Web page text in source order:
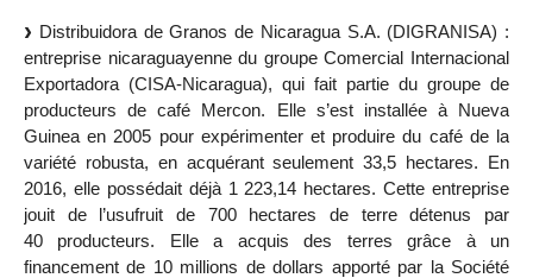
Distribuidora de Granos de Nicaragua S.A. (DIGRANISA) :
entreprise nicaraguayenne du groupe Comercial Internacional
Exportadora (CISA-Nicaragua), qui fait partie du groupe de
producteurs de café Mercon. Elle s’est installée à Nueva
Guinea en 2005 pour expérimenter et produire du café de la
variété robusta, en acquérant seulement 33,5 hectares. En
2016, elle possédait déjà 1 223,14 hectares. Cette entreprise
jouit de l’usufruit de 700 hectares de terre détenus par
40 producteurs. Elle a acquis des terres grâce à un
financement de 10 millions de dollars apporté par la Société